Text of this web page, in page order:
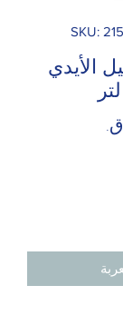
الأيدي